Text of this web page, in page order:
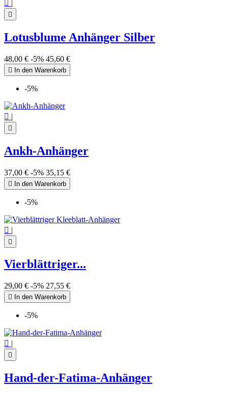

Lotusblume Anhänger Silber
48,00 € -5% 45,60 €
 In den Warenkorb
-5%
 |

Ankh-Anhänger
37,00 € -5% 35,15 €
 In den Warenkorb
-5%
 |

Vierblättriger...
29,00 € -5% 27,55 €
 In den Warenkorb
-5%
 |

Hand-der-Fatima-Anhänger